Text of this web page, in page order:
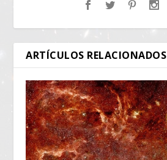
ARTÍCULOS RELACIONADOS